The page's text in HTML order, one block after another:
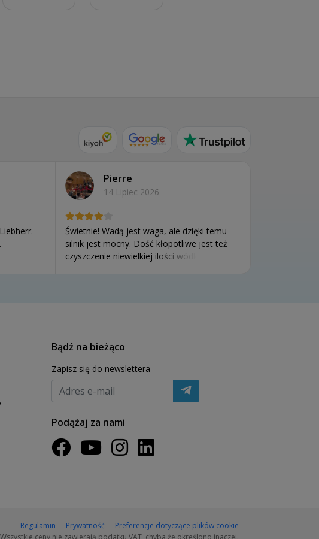
Pierre
14 Lipiec 2026
Świetnie! Wadą jest waga, ale dzięki temu
silnik jest mocny. Dość kłopotliwe jest też
czyszczenie niewielkiej ilości wódki, którą
Bądź na bieżąco
Zapisz się do newslettera
Podążaj za nami
Regulamin Prywatność
Preferencje dotyczące plików cookie
Wszystkie ceny nie zawierają podatku VAT, chyba że określono inaczej.